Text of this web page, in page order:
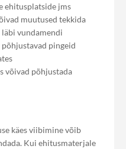
ehitusplatside jms
muutused tekkida
vundamendi
pingeid
võivad põhjustada
käes viibimine võib
Kui ehitusmaterjale